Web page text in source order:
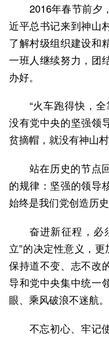
2016年春节前夕
近平总书记来到神山
了解村级组织建设和
一班人继续努力，团
办好。
“火车跑得快，
没有党中央的坚强领
贫摘帽，就没有神山
站在历史的节点
的规律：坚强的领导
始终是我们党创造历
奋进新征程，必
立”的决定性意义，更
保持道不变、志不改
导和党中央集中统一
眼、乘风破浪不迷航。
不忘初心、牢记